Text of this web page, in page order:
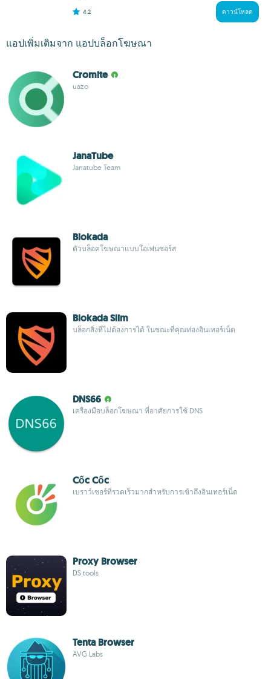
4.2 ดาวน์โหลด
แอปเพิ่มเติมจาก แอปบล็อกโฆษณา
Cromite
uazo
JanaTube‎
Janatube Team
Blokada
ตัวบล็อคโฆษณาแบบโอเพ่นซอร์ส
Blokada Slim
บล็อกสิ่งที่ไม่ต้องการได้ ในขณะที่คุณท่องอินเทอร์เน็ต
DNS66
เครื่องมือบล็อกโฆษณา ที่อาศัยการใช้ DNS
Cốc Cốc
เบราว์เซอร์ที่รวดเร็วมากสำหรับการเข้าถึงอินเทอร์เน็ต
Proxy Browser
DS tools
Tenta Browser
AVG Labs